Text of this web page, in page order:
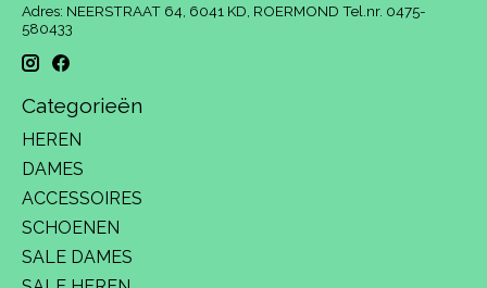
Adres: NEERSTRAAT 64, 6041 KD, ROERMOND Tel.nr. 0475-
580433
Categorieën
HEREN
DAMES
ACCESSOIRES
SCHOENEN
SALE DAMES